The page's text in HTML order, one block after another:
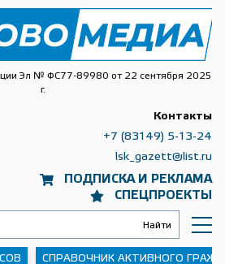
Эл № ФС77-89980 от 22 сентября 2025
г.
ПОДПИСКА И РЕКЛАМА
СПЕЦПРОЕКТЫ
Контакты
+7 (83149) 5-13-24
lsk_gazett@list.ru
СПРАВОЧНИК АКТИВНОГО